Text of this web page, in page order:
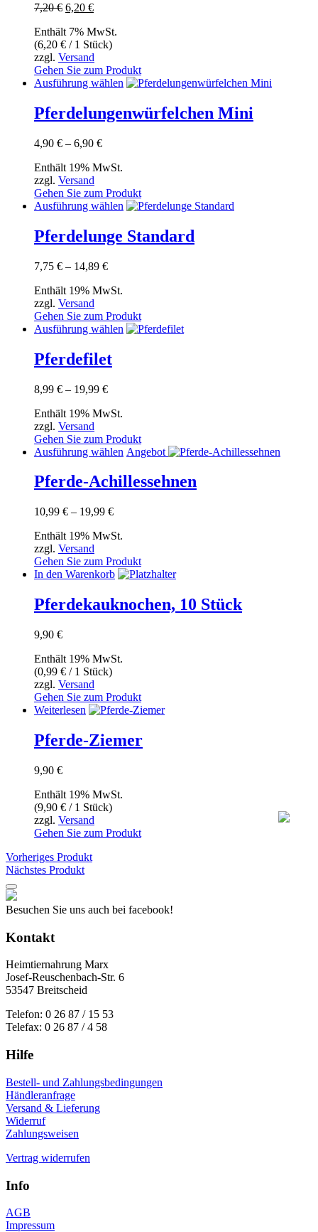
7,20€ Ursprünglicher
war:
7,20 €
6,20 €Aktueller
ist:
6,20 €.
Enthält 7% MwSt.
(6,20 € / 1 Stück)
zzgl. Versand
Gehen Sie zum Produkt
Ausführung wählen Dieses
weist
mehrere
auf
der
gewählt
werden
Pferdelungenwürfelchen Mini
4,90 € – 6,90 €Preisspanne:
bis
Enthält 19% MwSt.
zzgl. Versand
Gehen Sie zum Produkt
Ausführung wählen Dieses
weist
mehrere
auf
der
Pferdelunge Standard
7,75 € – 14,89 €Preisspanne:
bis
Enthält 19% MwSt.
zzgl. Versand
Gehen Sie zum Produkt
Ausführung wählen Dieses
auf
der
gewählt
Pferdefilet
8,99 € – 19,99 €Preisspanne:
bis
Enthält 19% MwSt.
zzgl. Versand
Gehen Sie zum Produkt
Ausführung wählen Dieses
weist
mehrere
auf
der
gewählt
Angebot
Pferde-Achillessehnen
10,99 € – 19,99 €Preisspanne:
bis
Enthält 19% MwSt.
zzgl. Versand
Gehen Sie zum Produkt
In den Warenkorb
Pferdekauknochen, 10 Stück
9,90 €
Enthält 19% MwSt.
(0,99 € / 1 Stück)
zzgl. Versand
Gehen Sie zum Produkt
Weiterlesen
Pferde-Ziemer
9,90 €
Enthält 19% MwSt.
(9,90 € / 1 Stück)
zzgl. Versand
Gehen Sie zum Produkt
Vorheriges Produkt
Nächstes Produkt
Besuchen Sie uns auch bei facebook!
Kontakt
Heimtiernahrung Marx
Josef-Reuschenbach-Str. 6
53547 Breitscheid
Telefon: 0 26 87 / 15 53
Telefax: 0 26 87 / 4 58
Hilfe
Bestell- und Zahlungsbedingungen
Händleranfrage
Versand & Lieferung
Widerruf
Zahlungsweisen
Vertrag widerrufen
Info
AGB
Impressum